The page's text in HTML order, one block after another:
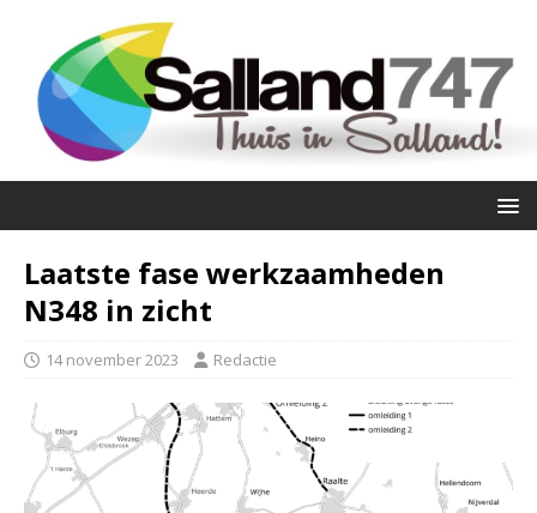
Laatste fase werkzaamheden
N348 in zicht
14 november 2023 Redactie